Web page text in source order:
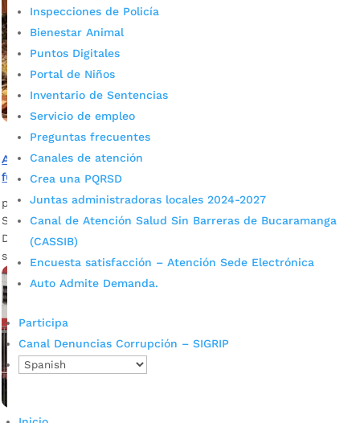
Inspecciones de Policía
Bienestar Animal
Puntos Digitales
Portal de Niños
Inventario de Sentencias
Servicio de empleo
Preguntas frecuentes
Canales de atención
Crea una PQRSD
Juntas administradoras locales 2024-2027
Canal de Atención Salud Sin Barreras de Bucaramanga
(CASSIB)
Encuesta satisfacción – Atención Sede Electrónica
Auto Admite Demanda.
Participa
Canal Denuncias Corrupción – SIGRIP
Alcaldía atiende de manera inmediata emergencias por
fuertes lluvias en Bucaramanga
por admin_prensa|Mar 4, 2025|Noticias
Se han atendido emergencias por lluvias en el colegio
Dámaso Zapata, Provenza, vía a Matanza, entre otros
sectores.